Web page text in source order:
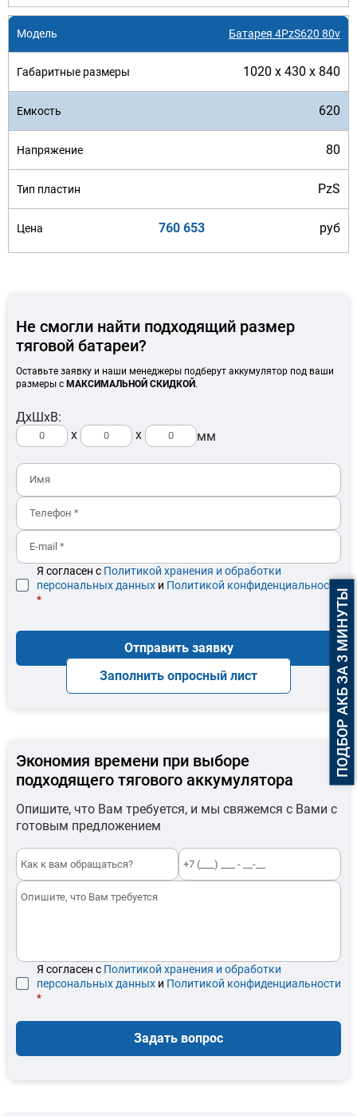
Батарея 4PzS620 80v
1020 x 430 x 840
620
80
PzS
760 653 руб
Не смогли найти подходящий размер
тяговой батареи?
Оставьте заявку и наши менеджеры подберут аккумулятор под ваши
размеры с МАКСИМАЛЬНОЙ СКИДКОЙ .
ДхШхВ:
x
x мм
Я согласен с Политикой хранения и обработки
персональных данных и Политикой конфиденциальности
*
Отправить заявку
Заполнить опросный лист
Экономия времени при выборе
подходящего тягового аккумулятора
Опишите, что Вам требуется, и мы свяжемся с Вами с
готовым предложением
Я согласен с Политикой хранения и обработки
персональных данных и Политикой конфиденциальности
*
Задать вопрос
ПОДБОР АКБ ЗА 3 МИНУТЫ